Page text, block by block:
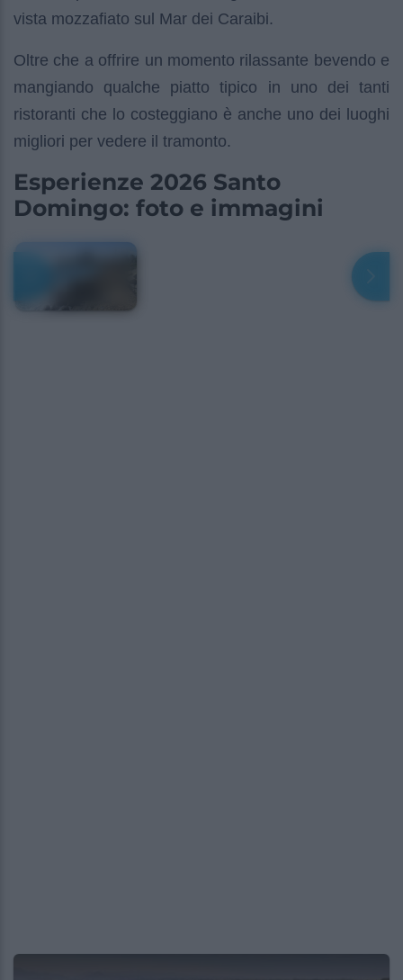
vista mozzafiato sul Mar dei Caraibi.
Oltre che a offrire un momento rilassante bevendo e
mangiando qualche piatto tipico in uno dei tanti
ristoranti che lo costeggiano è anche uno dei luoghi
migliori per vedere il tramonto.
Esperienze 2026 Santo
Domingo: foto e immagini